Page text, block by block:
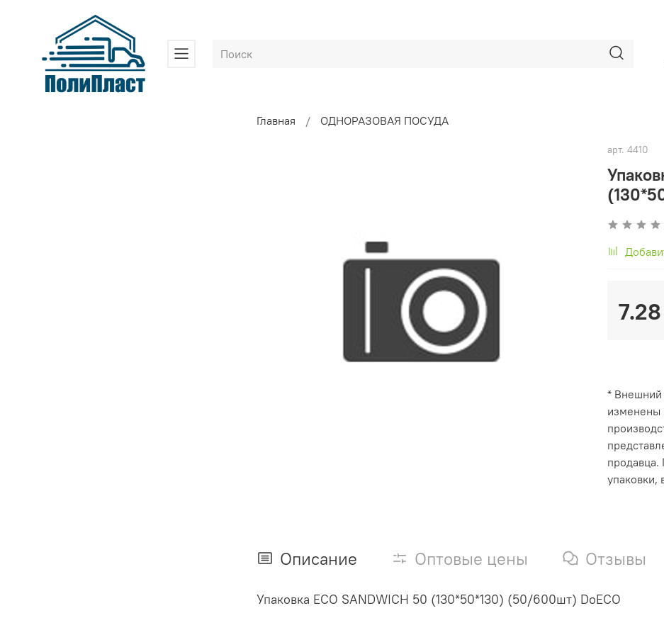
Главная ОДНОРАЗОВАЯ ПОСУДА
арт. 4410
* Внешний
изменены
продавца.
упаковки,
Описание Оптовые цены Отзывы
Упаковка ECO SANDWICH 50 (130*50*130) (50/600шт) DoECO